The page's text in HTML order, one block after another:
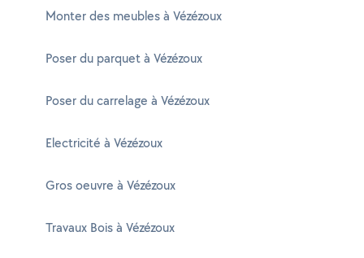
Monter des meubles à Vézézoux
Poser du parquet à Vézézoux
Poser du carrelage à Vézézoux
Electricité à Vézézoux
Gros oeuvre à Vézézoux
Travaux Bois à Vézézoux